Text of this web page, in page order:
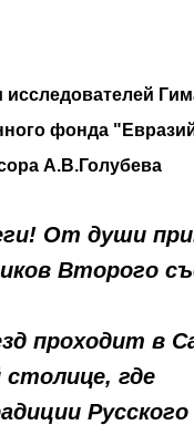
фонда
А.В.Голубева
От души
Второго
проходит в
где
Русского